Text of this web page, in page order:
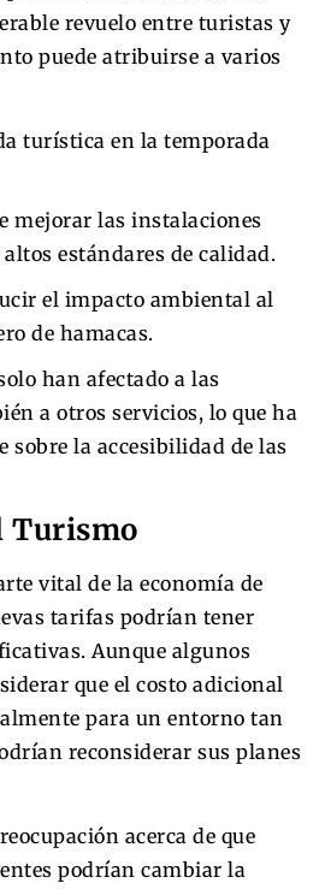
revuelo entre turistas y
puede atribuirse a varios
turística en la temporada
mejorar las instalaciones
estándares de calidad.
el impacto ambiental al
de hamacas.
han afectado a las
a otros servicios, lo que ha
sobre la accesibilidad de las
Turismo
vital de la economía de
tarifas podrían tener
Aunque algunos
que el costo adicional
para un entorno tan
reconsiderar sus planes
acerca de que
podrían cambiar la